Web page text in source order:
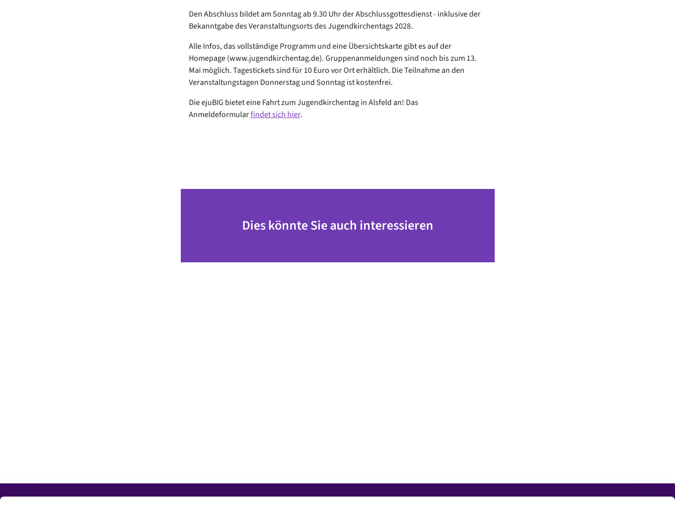
Den Abschluss bildet am Sonntag ab 9.30 Uhr der Abschlussgottesdienst - inklusive der
Bekanntgabe des Veranstaltungsorts des Jugendkirchentags 2028.
Alle Infos, das vollständige Programm und eine Übersichtskarte gibt es auf der
Homepage (www.jugendkirchentag.de). Gruppenanmeldungen sind noch bis zum 13.
Mai möglich. Tagestickets sind für 10 Euro vor Ort erhältlich. Die Teilnahme an den
Veranstaltungstagen Donnerstag und Sonntag ist kostenfrei.
Die ejuBIG bietet eine Fahrt zum Jugendkirchentag in Alsfeld an! Das
Anmeldeformularfindet sich hier.
Dies könnte Sie auch interessieren